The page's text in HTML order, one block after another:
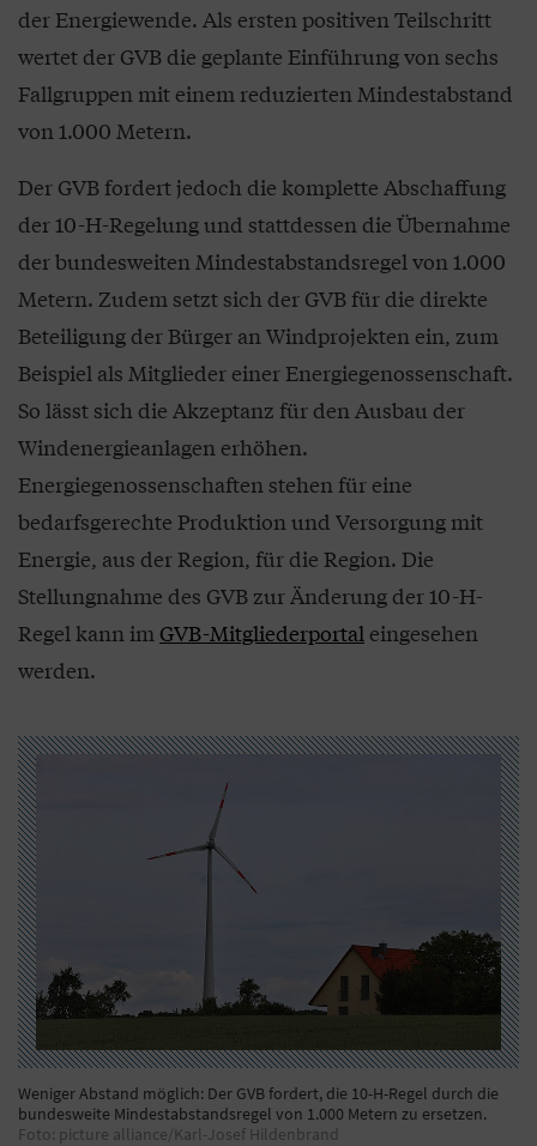
der Energiewende. Als ersten positiven Teilschritt
wertet der GVB die geplante Einführung von sechs
Fallgruppen mit einem reduzierten Mindestabstand
von 1.000 Metern.
Der GVB fordert jedoch die komplette Abschaffung
der 10-H-Regelung und stattdessen die Übernahme
der bundesweiten Mindestabstandsregel von 1.000
Metern. Zudem setzt sich der GVB für die direkte
Beteiligung der Bürger an Windprojekten ein, zum
Beispiel als Mitglieder einer Energiegenossenschaft.
So lässt sich die Akzeptanz für den Ausbau der
Windenergieanlagen erhöhen.
Energiegenossenschaften stehen für eine
bedarfsgerechte Produktion und Versorgung mit
Energie, aus der Region, für die Region. Die
Stellungnahme des GVB zur Änderung der 10-H-
Regel kann im GVB-Mitgliederportal eingesehen
werden.
Weniger Abstand möglich: Der GVB fordert, die 10-H-Regel durch die
bundesweite Mindestabstandsregel von 1.000 Metern zu ersetzen.
Foto: picture alliance/Karl-Josef Hildenbrand